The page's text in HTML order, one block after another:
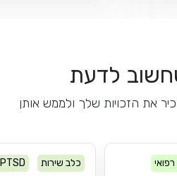
לדעת
את הזכויות שלך ולממש אותן
כלב שירות PTSD